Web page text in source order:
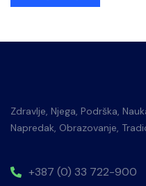
Zdravlje, Njega, Podrška,
Napredak, Obrazovanje,
+387 (0) 33 722-900